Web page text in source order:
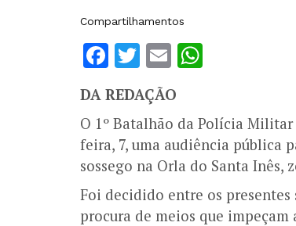
Compartilhamentos
Facebook
Twitter
Email
DA REDAÇÃO
O 1º Batalhão da Polícia
feira, 7, uma audiência pública
sossego na Orla do Santa Inês,
Foi decidido entre os
procura de meios que